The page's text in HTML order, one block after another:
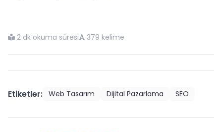
2 dk okuma süresi 379 kelime
Etiketler: Web Tasarım Dijital Pazarlama SEO